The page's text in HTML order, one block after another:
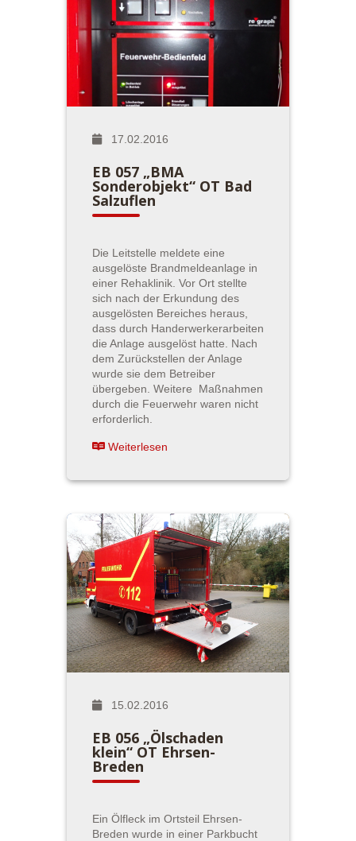
17.02.2016
EB 057 „BMA
Sonderobjekt“ OT Bad
Salzuflen
Die Leitstelle meldete eine
ausgelöste Brandmeldeanlage in
einer Rehaklinik. Vor Ort stellte
sich nach der Erkundung des
ausgelösten Bereiches heraus,
dass durch Handerwerkerarbeiten
die Anlage ausgelöst hatte. Nach
dem Zurückstellen der Anlage
wurde sie dem Betreiber
übergeben. Weitere Maßnahmen
durch die Feuerwehr waren nicht
erforderlich.
Weiterlesen
15.02.2016
EB 056 „Ölschaden
klein“ OT Ehrsen-
Breden
Ein Ölfleck im Ortsteil Ehrsen-
Breden wurde in einer Parkbucht